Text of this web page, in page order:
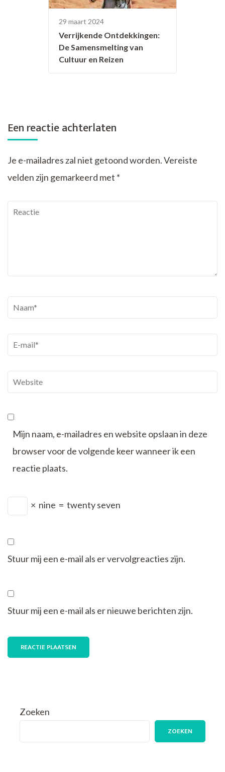
29 maart 2024
Verrijkende Ontdekkingen:
De Samensmelting van
Cultuur en Reizen
Een reactie achterlaten
Je e-mailadres zal niet getoond worden.Vereiste
velden zijn gemarkeerd met *
Reactie
Naam*
E-
mail*
Website
Mijn naam, e-mailadres en website opslaan in deze
browser voor de volgende keer wanneer ik een
reactie plaats.
× nine = twenty seven
Stuur mij een e-mail als er vervolgreacties zijn.
Stuur mij een e-mail als er nieuwe berichten zijn.
Zoeken
ZOEKEN